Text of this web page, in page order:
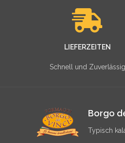
LIEFERZEITEN
Schnell und Zuverlässig
Borgo
Typisch